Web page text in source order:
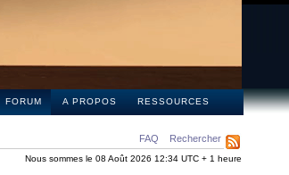
FORUM A PROPOS RESSOURCES
FAQ Rechercher
Nous sommes le 08 Août 2026 12:34 UTC + 1 heure